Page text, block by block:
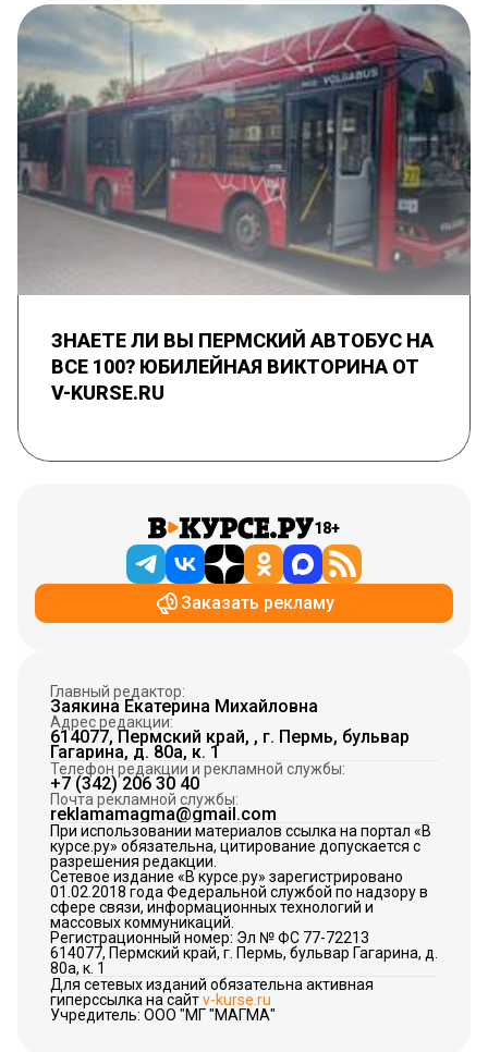
ЗНАЕТЕ ЛИ ВЫ ПЕРМСКИЙ АВТОБУС НА
ВСЕ 100? ЮБИЛЕЙНАЯ ВИКТОРИНА ОТ
V-KURSE.RU
18+
Заказать рекламу
Главный редактор:
Заякина Екатерина Михайловна
Адрес редакции:
614077, Пермский край, , г. Пермь, бульвар
Гагарина, д. 80а, к. 1
Телефон редакции и рекламной службы:
+7 (342) 206 30 40
Почта рекламной службы:
reklamamagma@gmail.com
При использовании материалов ссылка на портал «В
курсе.ру» обязательна, цитирование допускается с
разрешения редакции.
Сетевое издание «В курсе.ру» зарегистрировано
01.02.2018 года Федеральной службой по надзору в
сфере связи, информационных технологий и
массовых коммуникаций.
Регистрационный номер: Эл № ФС 77-72213
614077, Пермский край, г. Пермь, бульвар Гагарина, д.
80а, к. 1
Для сетевых изданий обязательна активная
гиперссылка на сайтv-kurse.ru
Учредитель: ООО "МГ "МАГМА"